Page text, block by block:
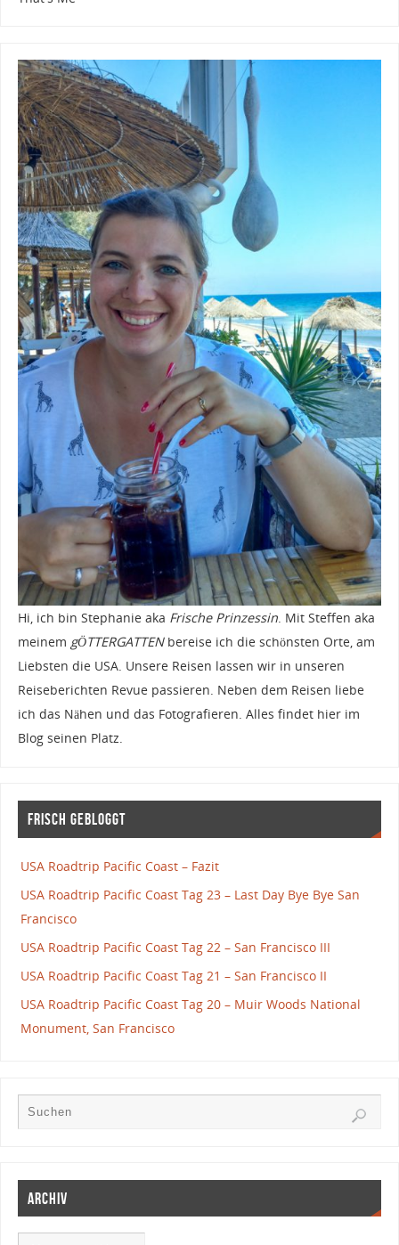
Hi, ich bin Stephanie aka Frische Prinzessin. Mit Steffen aka
meinem gÖTTERGATTENbereise ich die schönsten Orte, am
Liebsten die USA. Unsere Reisen lassen wir in unseren
Reiseberichten Revue passieren. Neben dem Reisen liebe
ich das Nähen und das Fotografieren. Alles findet hier im
Blog seinen Platz.
Frisch gebloggt
USA Roadtrip Pacific Coast – Fazit
USA Roadtrip Pacific Coast Tag 23 – Last Day Bye Bye San
Francisco
USA Roadtrip Pacific Coast Tag 22 – San Francisco III
USA Roadtrip Pacific Coast Tag 21 – San Francisco II
USA Roadtrip Pacific Coast Tag 20 – Muir Woods National
Monument, San Francisco
Archiv